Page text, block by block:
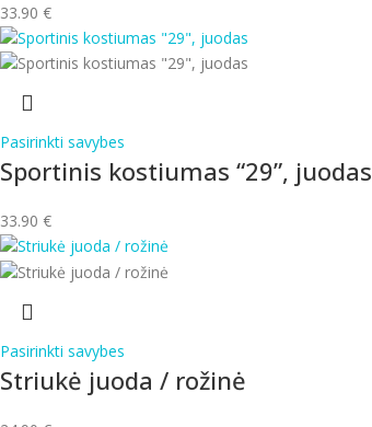
33.90 €
Pasirinkti savybes
Sportinis kostiumas “29”, juodas
33.90 €
Pasirinkti savybes
Striukė juoda / rožinė